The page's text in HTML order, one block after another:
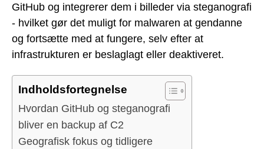
GitHub og integrerer dem i billeder via steganografi
- hvilket gør det muligt for malwaren at gendanne
og fortsætte med at fungere, selv efter at
infrastrukturen er beslaglagt eller deaktiveret.
Indholdsfortegnelse
Hvordan GitHub og steganografi
bliver en backup af C2
Geografisk fokus og tidligere